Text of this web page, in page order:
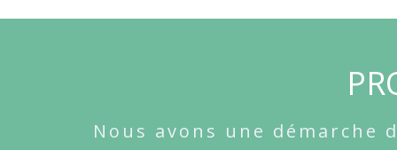
Nous avons une